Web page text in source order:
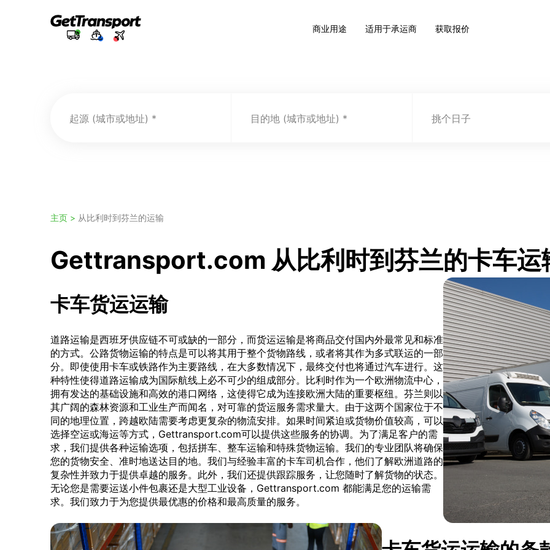
商业用途 适用于承运商 获取报价
起源 (城市或地址) 目的地 (城市或地址) 挑个日子
主页 > 从比利时到芬兰的运输
Gettransport.com 从比利时到芬兰的卡车运
卡车货运运输
道路运输是西班牙供应链不可或缺的一部分，而货运运输是将商品交付国内外最常见和标准
的方式。公路货物运输的特点是可以将其用于整个货物路线，或者将其作为多式联运的一部
分。即使使用卡车或铁路作为主要路线，在大多数情况下，最终交付也将通过汽车进行。这
种特性使得道路运输成为国际航线上必不可少的组成部分。比利时作为一个欧洲物流中心，
拥有发达的基础设施和高效的港口网络，这使得它成为连接欧洲大陆的重要枢纽。芬兰则以
其广阔的森林资源和工业生产而闻名，对可靠的货运服务需求量大。由于这两个国家位于不
同的地理位置，跨越欧陆需要考虑更复杂的物流安排。如果时间紧迫或货物价值较高，可以
选择空运或海运等方式，Gettransport.com可以提供这些服务的协调。为了满足客户的需
求，我们提供各种运输选项，包括拼车、整车运输和特殊货物运输。我们的专业团队将确保
您的货物安全、准时地送达目的地。我们与经验丰富的卡车司机合作，他们了解欧洲道路的
复杂性并致力于提供卓越的服务。此外，我们还提供跟踪服务，让您随时了解货物的状态。
无论您是需要运送小件包裹还是大型工业设备，Gettransport.com 都能满足您的运输需
求。我们致力于为您提供最优惠的价格和最高质量的服务。